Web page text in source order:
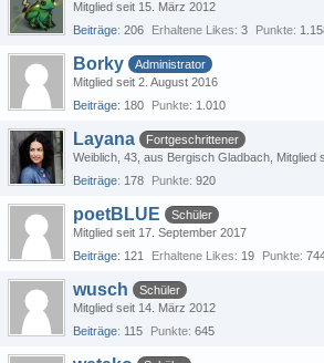
Mitglied seit 15. März 2012
Beiträge 206 Erhaltene Likes 3 Punkte
Borky
Administrator
Mitglied seit 2. August 2016
Beiträge 180 Punkte 1.010
Layana
Fortgeschrittener
Weiblich 43 aus Bergisch Gladbach Mitglied
Beiträge 178 Punkte 920
poetBLUE
Schüler
Mitglied seit 17. September 2017
Beiträge 121 Erhaltene Likes 19 Punkte
wusch
Schüler
Mitglied seit 14. März 2012
Beiträge 115 Punkte 645